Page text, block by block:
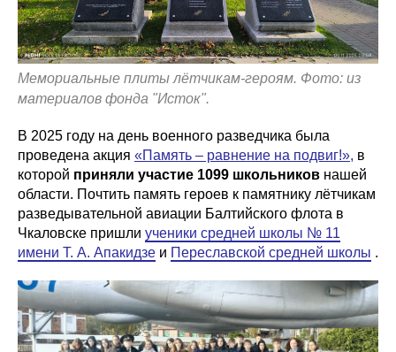
Мемориальные плиты лётчикам-героям. Фото: из
материалов фонда "Исток".
В 2025 году на день военного разведчика была
проведена акция «Память – равнение на подвиг!», в
которой приняли участие 1099 школьников нашей
области. Почтить память героев к памятнику лётчикам
разведывательной авиации Балтийского флота в
Чкаловске пришли ученики средней школы № 11
имени Т. А. Апакидзе и Переславской средней школы .